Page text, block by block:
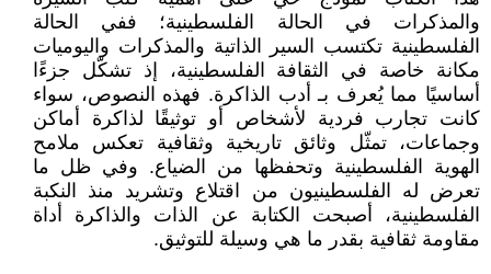
والمذكرات في الحالة الفلسطينية؛ ففي الحالة
الفلسطينية تكتسب السير الذاتية والمذكرات واليوميات
مكانة خاصة في الثقافة الفلسطينية، إذ تشكّل جزءًا
أساسيًا مما يُعرف بـ أدب الذاكرة. فهذه النصوص، سواء
كانت تجارب فردية لأشخاص أو توثيقًا لذاكرة أماكن
وجماعات، تمثّل وثائق تاريخية وثقافية تعكس ملامح
الهوية الفلسطينية وتحفظها من الضياع. وفي ظل ما
تعرض له الفلسطينيون من اقتلاع وتشريد منذ النكبة
الفلسطينية، أصبحت الكتابة عن الذات والذاكرة أداة
مقاومة ثقافية بقدر ما هي وسيلة للتوثيق.